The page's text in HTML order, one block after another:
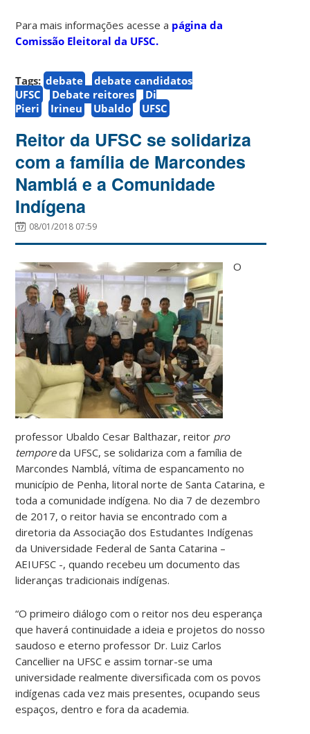
Para mais informações acesse a página da
Comissão Eleitoral da UFSC.
Tags: debate
debate candidatos
UFSC
Debate reitores
Di
Pieri
Irineu Ubaldo UFSC
Reitor da UFSC se solidariza
com a família de Marcondes
Namblá e a Comunidade
Indígena
08/01/2018 07:59
O
professor Ubaldo Cesar Balthazar, reitor pro
temporeda UFSC, se solidariza com a família de
Marcondes Namblá, vítima de espancamento no
município de Penha, litoral norte de Santa Catarina, e
toda a comunidade indígena. No dia 7 de dezembro
de 2017, o reitor havia se encontrado com a
diretoria da Associação dos Estudantes Indígenas
da Universidade Federal de Santa Catarina –
AEIUFSC -, quando recebeu um documento das
lideranças tradicionais indígenas.
“O primeiro diálogo com o reitor nos deu esperança
que haverá continuidade a ideia e projetos do nosso
saudoso e eterno professor Dr. Luiz Carlos
Cancellier na UFSC e assim tornar-se uma
universidade realmente diversificada com os povos
indígenas cada vez mais presentes, ocupando seus
espaços, dentro e fora da academia.